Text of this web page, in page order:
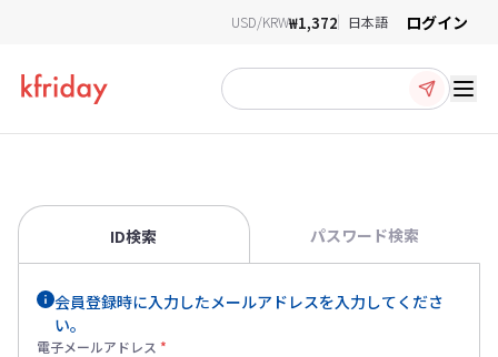
USD/KRW₩1,372 日本語 ログイン
ID検索 パスワード検索
会員登録時に入力したメールアドレスを入力してくださ
い。
電子メールアドレス *